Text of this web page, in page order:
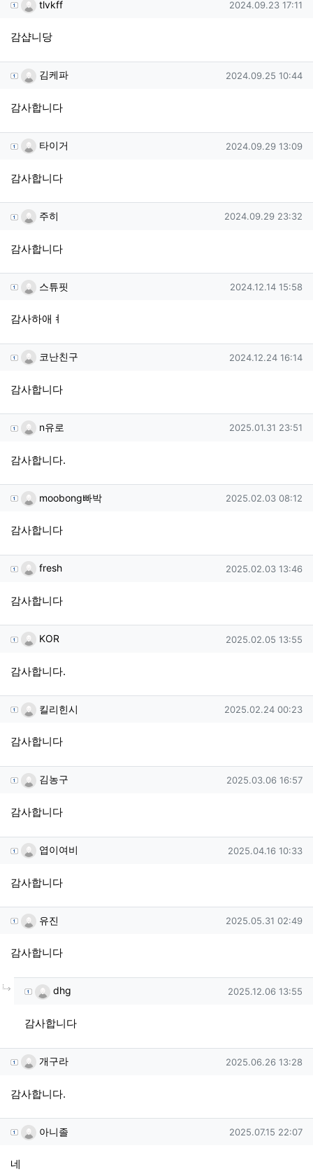
tlvkff 작성일
2024.09.23 17:11
감샵니당
김케파님의 댓글
김케파 작성일
2024.09.25 10:44
감사합니다
타이거님의 댓글
타이거 작성일
2024.09.29 13:09
감사합니다
주히님의 댓글
주히 작성일
2024.09.29 23:32
감사합니다
스튜핏님의 댓글
스튜핏 작성일
2024.12.14 15:58
감사하애ㅕ
코난친구님의 댓글
코난친구 작성일
2024.12.24 16:14
감사합니다
n유로님의 댓글
n유로 작성일
2025.01.31 23:51
감사합니다.
moobong빠박님의 댓글
moobong빠박 작성일
2025.02.03 08:12
감사합니다
fresh님의 댓글
fresh 작성일
2025.02.03 13:46
감사합니다
KOR님의 댓글
KOR 작성일
2025.02.05 13:55
감사합니다.
킬리힌시님의 댓글
킬리힌시 작성일
2025.02.24 00:23
감사합니다
김농구님의 댓글
김농구 작성일
2025.03.06 16:57
감사합니다
엽이여비님의 댓글
엽이여비 작성일
2025.04.16 10:33
감사합니다
유진님의 댓글
유진 작성일
2025.05.31 02:49
감사합니다
dhg님의
dhg 작성일
2025.12.06 13:55
감사합니다
개구라님의 댓글
개구라 작성일
2025.06.26 13:28
감사합니다.
아니졸님의 댓글
아니졸 작성일
2025.07.15 22:07
네